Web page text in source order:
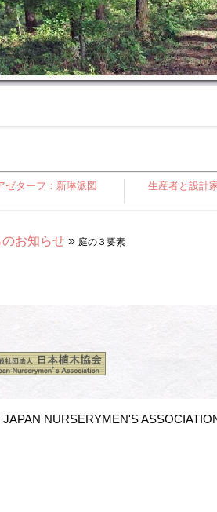
ゼターフ：新琳派図 生産者と設計
お知らせ » 庭の３要素
NURSERYMEN'S